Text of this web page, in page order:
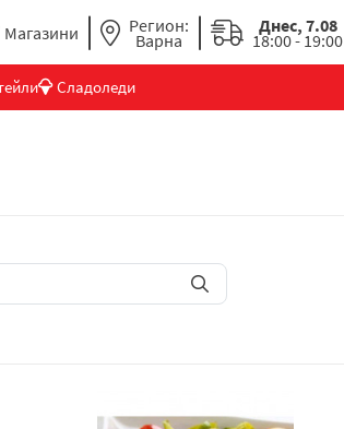
Магазини Регион:
Варна
Днес, 7.08
18:00 - 19:00
Сладоледи